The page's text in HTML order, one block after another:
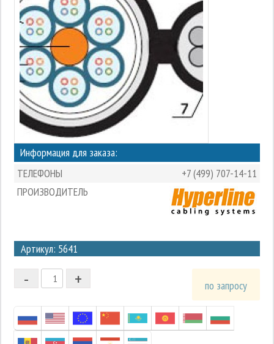
Информация для заказа:
ТЕЛЕФОНЫ
+7 (499) 707-14-11
ПРОИЗВОДИТЕЛЬ
Артикул: 5641
2
1
-1
+
- по запросу